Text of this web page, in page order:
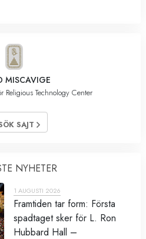
MISCAVIGE
Religious Technology Center
SAJT
NYHETER
1 AUGUSTI 2026
Framtiden tar form: Första
spadtaget sker för L. Ron
Hubbard Hall –